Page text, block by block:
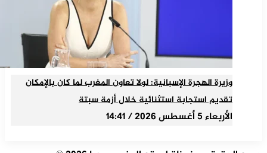
وزيرة الهجرة الإسبانية: لولا تعاون المغرب لما كان بالإمكان
تقديم استجابة استثنائية خلال أزمة سبتة
الأربعاء 5 أغسطس 2026 / 14:41